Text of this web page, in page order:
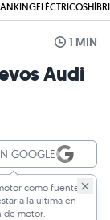
ELÉCTRICOS
1 MIN
Audi
GOOGLE
como fuente
a la última en
de motor.